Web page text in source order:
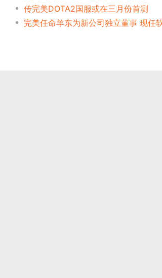
传完美DOTA2国服或在三月份首测